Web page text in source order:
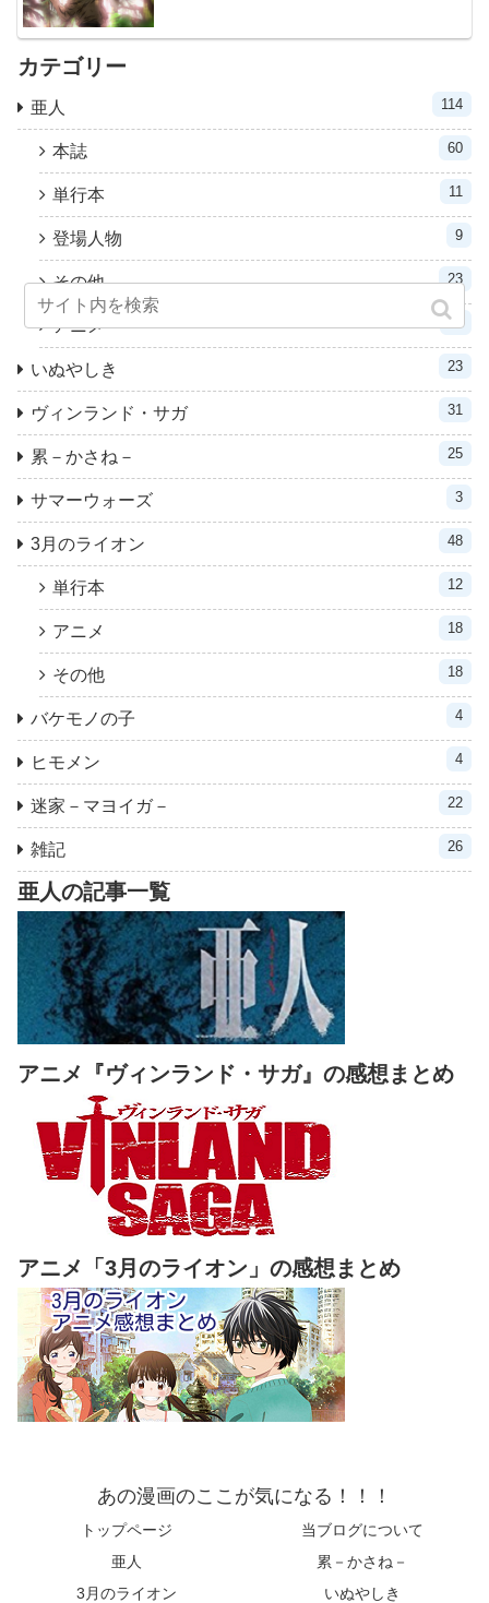
カテゴリー
亜人 114
本誌 60
単行本 11
登場人物 9
その他 23
アニメ 11
いぬやしき 23
ヴィンランド・サガ 31
累－かさね－ 25
サマーウォーズ 3
3月のライオン 48
単行本 12
アニメ 18
その他 18
バケモノの子 4
ヒモメン 4
迷家－マヨイガ－ 22
雑記 26
亜人の記事一覧
アニメ『ヴィンランド・サガ』の感想まとめ
アニメ「3月のライオン」の感想まとめ
あの漫画のここが気になる！！！
トップページ
当ブログについて
亜人
累－かさね－
3月のライオン
いぬやしき